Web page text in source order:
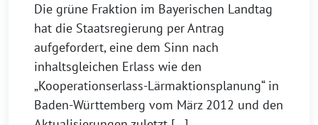
Die grüne Fraktion im Bayerischen Landtag
hat die Staatsregierung per Antrag
aufgefordert, eine dem Sinn nach
inhaltsgleichen Erlass wie den
„Kooperationserlass-Lärmaktionsplanung“ in
Baden-Württemberg vom März 2012 und den